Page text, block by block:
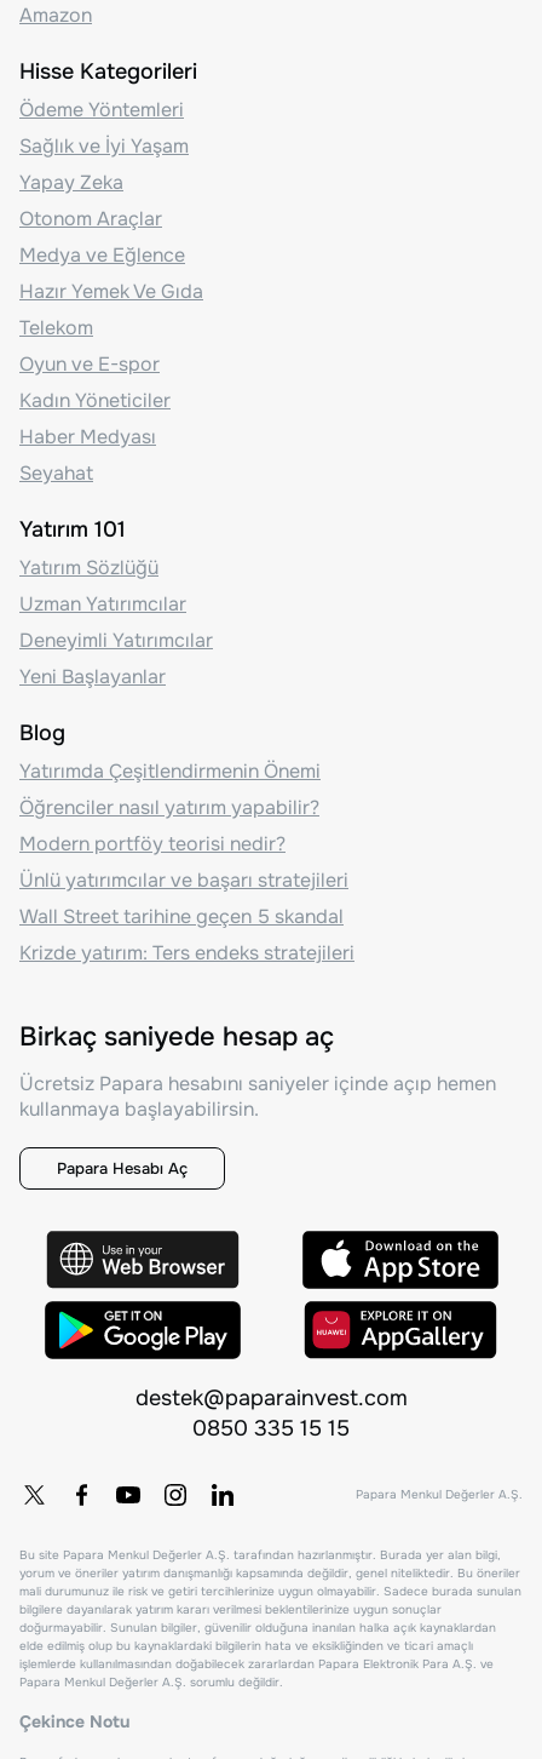
Amazon
Hisse Kategorileri
Ödeme Yöntemleri
Sağlık ve İyi Yaşam
Yapay Zeka
Otonom Araçlar
Medya ve Eğlence
Hazır Yemek Ve Gıda
Telekom
Oyun ve E-spor
Kadın Yöneticiler
Haber Medyası
Seyahat
Yatırım 101
Yatırım Sözlüğü
Uzman Yatırımcılar
Deneyimli Yatırımcılar
Yeni Başlayanlar
Blog
Yatırımda Çeşitlendirmenin Önemi
Öğrenciler nasıl yatırım yapabilir?
Modern portföy teorisi nedir?
Ünlü yatırımcılar ve başarı stratejileri
Wall Street tarihine geçen 5 skandal
Krizde yatırım: Ters endeks stratejileri
Birkaç saniyede hesap aç
Ücretsiz Papara hesabını saniyeler içinde açıp hemen
kullanmaya başlayabilirsin.
Papara Hesabı Aç
destek@paparainvest.com
0850 335 15 15
Papara Menkul Değerler A.Ş.
Bu site Papara Menkul Değerler A.Ş. tarafından hazırlanmıştır. Burada yer alan bilgi,
yorum ve öneriler yatırım danışmanlığı kapsamında değildir, genel niteliktedir. Bu öneriler
mali durumunuz ile risk ve getiri tercihlerinize uygun olmayabilir. Sadece burada sunulan
bilgilere dayanılarak yatırım kararı verilmesi beklentilerinize uygun sonuçlar
doğurmayabilir. Sunulan bilgiler, güvenilir olduğuna inanılan halka açık kaynaklardan
elde edilmiş olup bu kaynaklardaki bilgilerin hata ve eksikliğinden ve ticari amaçlı
işlemlerde kullanılmasından doğabilecek zararlardan Papara Elektronik Para A.Ş. ve
Papara Menkul Değerler A.Ş. sorumlu değildir.
Çekince Notu